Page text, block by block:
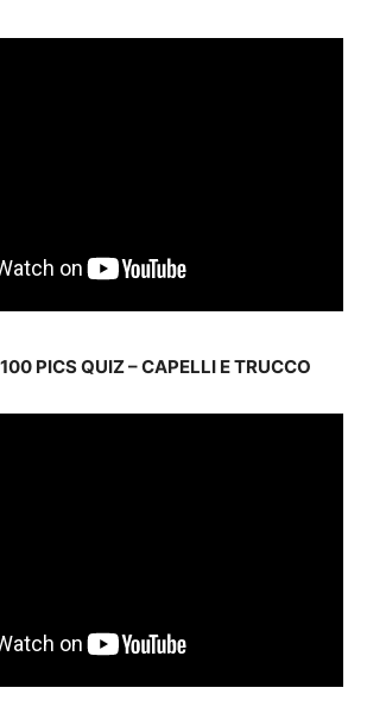
PICS QUIZ – CAPELLI E TRUCCO